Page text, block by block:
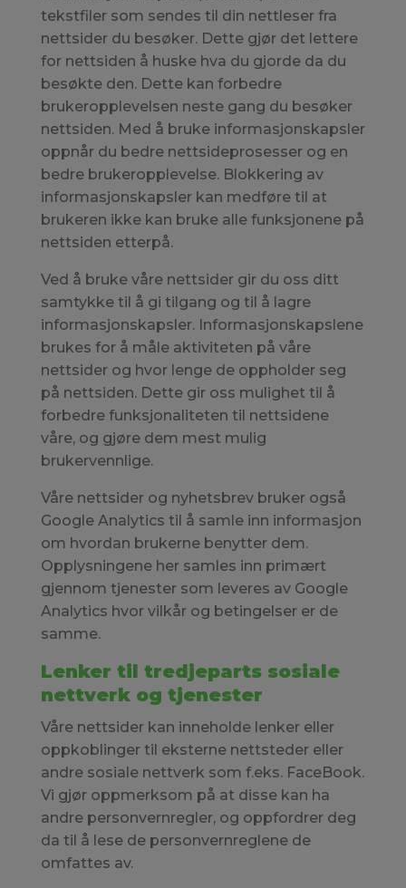
tekstfiler som sendes til din nettleser fra
nettsider du besøker. Dette gjør det lettere
for nettsiden å huske hva du gjorde da du
besøkte den. Dette kan forbedre
brukeropplevelsen neste gang du besøker
nettsiden. Med å bruke informasjonskapsler
oppnår du bedre nettsideprosesser og en
bedre brukeropplevelse. Blokkering av
informasjonskapsler kan medføre til at
brukeren ikke kan bruke alle funksjonene på
nettsiden etterpå.
Ved å bruke våre nettsider gir du oss ditt
samtykke til å gi tilgang og til å lagre
informasjonskapsler. Informasjonskapslene
brukes for å måle aktiviteten på våre
nettsider og hvor lenge de oppholder seg
på nettsiden. Dette gir oss mulighet til å
forbedre funksjonaliteten til nettsidene
våre, og gjøre dem mest mulig
brukervennlige.
Våre nettsider og nyhetsbrev bruker også
Google Analytics til å samle inn informasjon
om hvordan brukerne benytter dem.
Opplysningene her samles inn primært
gjennom tjenester som leveres av Google
Analytics hvor vilkår og betingelser er de
samme.
Lenker til tredjeparts sosiale
nettverk og tjenester
Våre nettsider kan inneholde lenker eller
oppkoblinger til eksterne nettsteder eller
andre sosiale nettverk som f.eks. FaceBook.
Vi gjør oppmerksom på at disse kan ha
andre personvernregler, og oppfordrer deg
da til å lese de personvernreglene de
omfattes av.